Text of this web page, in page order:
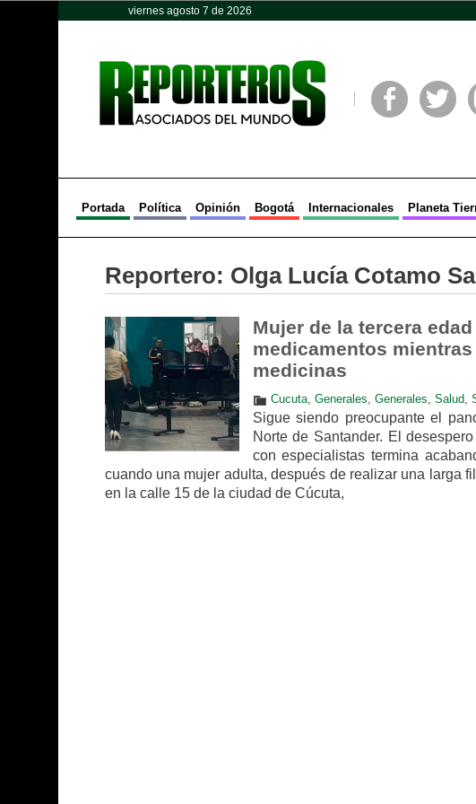
viernes agosto 7 de 2026
Portada Política Opinión Bogotá Internacionales Planeta
Reportero: Olga Lucía Cotamo
Mujer de la tercera
medicamentos
medicinas
Cucuta, Generales, Generales, Salud,
Sigue siendo preocupante el
Norte de Santander. El
con especialistas termina
cuando una mujer adulta, después de realizar una larga
en la calle 15 de la ciudad de Cúcuta,
Opinión Política